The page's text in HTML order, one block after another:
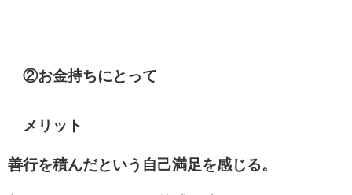
②お金持ちにとって
メリット
善行を積んだという自己満足を感じる。